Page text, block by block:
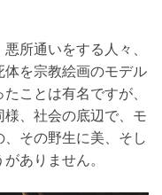
所通いをする人々、
を宗教絵画のモデル
ことは有名ですが、
、社会の底辺で、モ
その野生に美、そし
ありません。